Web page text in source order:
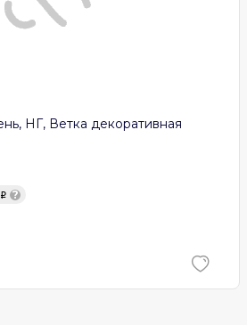
НГ, Ветка декоративная
?